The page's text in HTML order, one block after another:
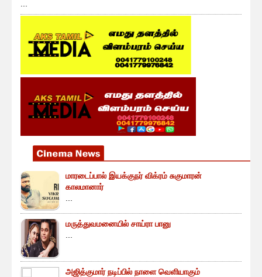
மாரடைப்பால் இயக்குநர் விக்ரம் சுகுமாரன்
காலமானார்
மருத்துவமனையில் சாய்ரா பானு
அஜித்குமார் நடிப்பில் நாளை வெளியாகும்